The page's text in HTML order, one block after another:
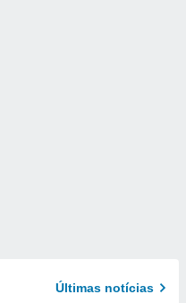
Últimas notícias